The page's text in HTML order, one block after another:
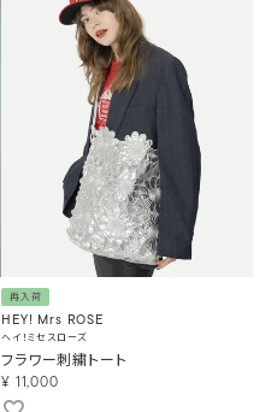
再入荷
HEY! Mrs ROSE
ヘイ！ミセスローズ
フラワー刺繍トート
¥ 11,000